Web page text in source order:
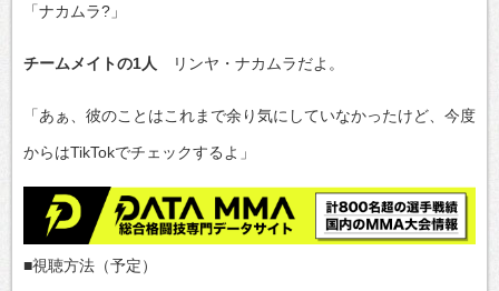
「ナカムラ?」
チームメイトの1人 リンヤ・ナカムラだよ。
「あぁ、彼のことはこれまで余り気にしていなかったけど、今度
からはTikTokでチェックするよ」
■視聴方法（予定）